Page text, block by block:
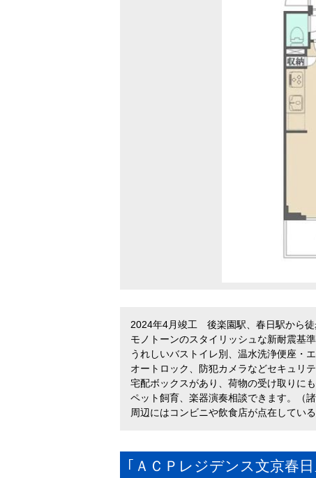
2024年4月竣工 後楽園駅、春日駅から
モノトーンのスタイリッシュな新耐震基準
うれしいバストイレ別、温水洗浄便座・エ
オートロック、防犯カメラなどセキュリテ
宅配ボックスがあり、荷物の受け取りにも
ペット飼育、楽器演奏相談できます。（諸
周辺にはコンビニや飲食店が点在してい
｢ＡＣＰレジデンス文京春